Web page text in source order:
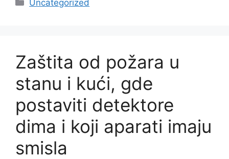
Uncategorized
Zaštita od požara u
stanu i kući, gde
postaviti detektore
dima i koji aparati imaju
smisla